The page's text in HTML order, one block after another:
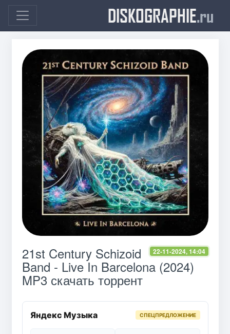
DISKOGRAPHIE.ru
22-11-2024, 14:04
21st Century Schizoid
Band - Live In Barcelona (2024)
MP3 скачать торрент
Яндекс Музыка СПЕЦПРЕДЛОЖЕНИЕ